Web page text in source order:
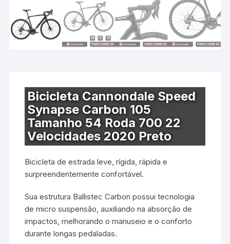
Bicicleta Cannondale Speed
Synapse Carbon 105
Tamanho 54 Roda 700 22
Velocidades 2020 Preto
Bicicleta de estrada leve, rígida, rápida e
surpreendentemente confortável.
Sua estrutura Ballistec Carbon possui tecnologia
de micro suspensão, auxiliando na absorção de
impactos, melhorando o manuseio e o conforto
durante longas pedaladas.